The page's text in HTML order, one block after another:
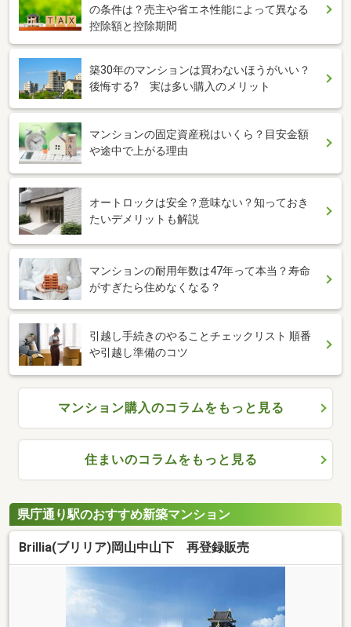
の条件は？売主や省エネ性能によって異なる
控除額と控除期間
築30年のマンションは買わないほうがいい？
後悔する? 実は多い購入のメリット
マンションの固定資産税はいくら？目安金額
や途中で上がる理由
オートロックは安全？意味ない？知っておき
たいデメリットも解説
マンションの耐用年数は47年って本当？寿命
がすぎたら住めなくなる？
引越し手続きのやることチェックリスト 順番
や引越し準備のコツ
マンション購入のコラムをもっと見る
住まいのコラムをもっと見る
県庁通り駅のおすすめ新築マンション
Brillia(ブリリア)岡山中山下 再登録販売